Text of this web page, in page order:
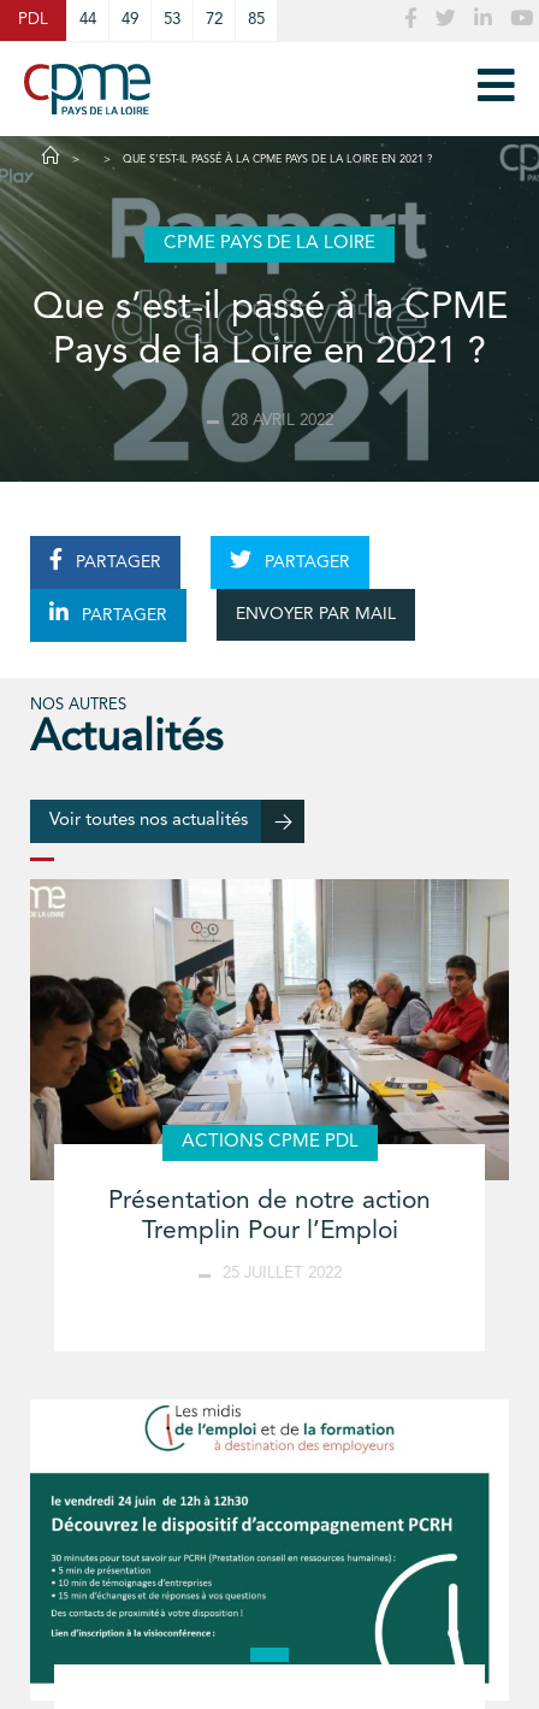
PDL 44 49 53 72 85
QUE S’EST-IL PASSÉ À LA CPME PAYS DE LA LOIRE EN 2021 ?
CPME PAYS DE LA LOIRE
Que s’est-il passé à la CPME
Pays de la Loire en 2021 ?
28 AVRIL 2022
PARTAGER PARTAGER
PARTAGER ENVOYER PAR MAIL
NOS AUTRES
Actualités
Voir toutes nos actualités
ACTIONS CPME PDL
Présentation de notre action
Tremplin Pour l’Emploi
25 JUILLET 2022
Cookies management panel